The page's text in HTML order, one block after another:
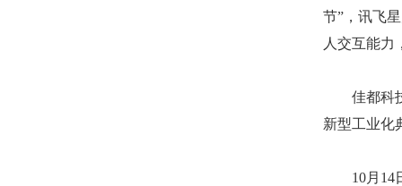
节”，讯飞
人交互能力
佳都科技
新型工业化
10月14日